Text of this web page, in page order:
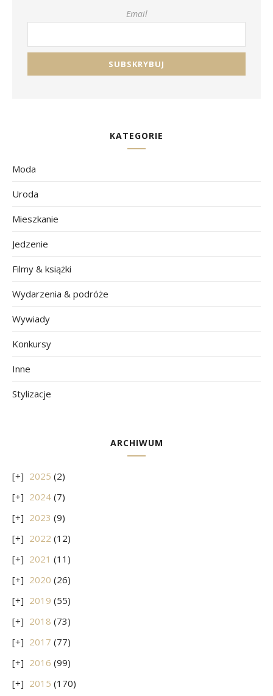
Email
KATEGORIE
Moda
Uroda
Mieszkanie
Jedzenie
Filmy & książki
Wydarzenia & podróże
Wywiady
Konkursy
Inne
Stylizacje
ARCHIWUM
2025 (2)
2024 (7)
2023 (9)
2022 (12)
2021 (11)
2020 (26)
2019 (55)
2018 (73)
2017 (77)
2016 (99)
2015 (170)